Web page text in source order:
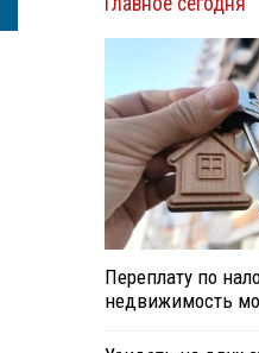
Переплату по
недвижимость